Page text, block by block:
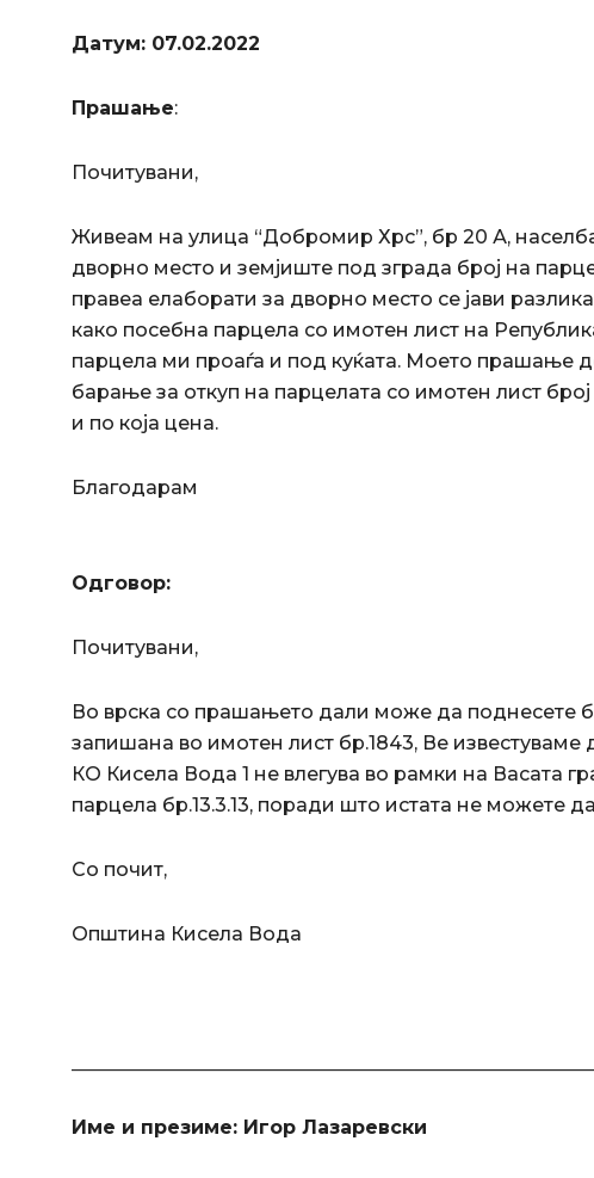
Датум: 07.02.2022
Прашање:
Почитувани,
Живеам на улица “Добромир Хрс”, бр 20 А,
дворно место и земјиште под зграда број на
правеа елаборати за дворно место се јави
како посебна парцела со имотен лист на
парцела ми проаѓа и под куќата. Моето прашање
барање за откуп на парцелата со имотен лист
и по која цена.
Благодарам
Одговор:
Почитувани,
Во врска со прашањето дали може да поднесете
запишана во имотен лист бр.1843, Ве известуваме
КО Кисела Вода 1 не влегува во рамки на Васата
парцела бр.13.3.13, поради што истата не можете да
Со почит,
Општина Кисела Вода
Име и презиме: Игор Лазаревски